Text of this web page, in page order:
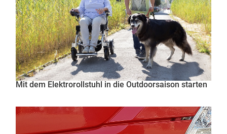
Mit dem Elektrorollstuhl in die Outdoorsaison starten